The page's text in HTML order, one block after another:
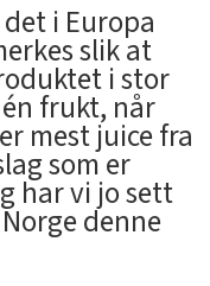
i Europa
slik at
i stor
frukt, når
mest juice fra
som er
har vi jo sett
denne